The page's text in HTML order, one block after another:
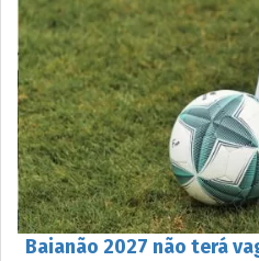
Baianão 2027 não terá